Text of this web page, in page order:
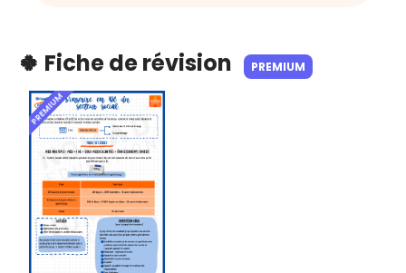
🍀 Fiche de révision PREMIUM
PREMIUM